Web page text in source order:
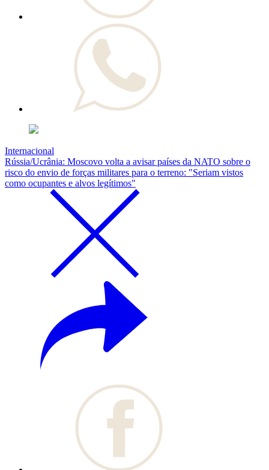
Internacional
Rússia/Ucrânia: Moscovo volta a avisar países da NATO sobre o
risco do envio de forças militares para o terreno: "Seriam vistos
como ocupantes e alvos legítimos"